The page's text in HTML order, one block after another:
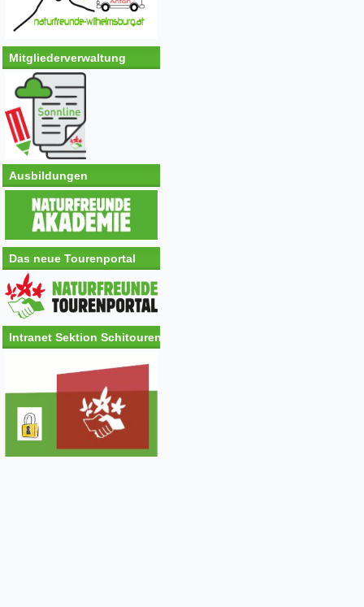
Mitgliederverwaltung
Ausbildungen
Das neue Tourenportal
Intranet Sektion Schitouren